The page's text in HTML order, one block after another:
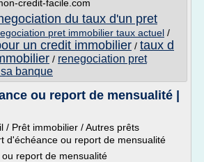
credit-facile.com
du taux d'un pret
pret immobilier taux actuel /
un credit immobilier / taux d
/ renegociation pret
banque
ou report de mensualité |
/ Prêt immobilier / Autres prêts
d'échéance ou report de mensualité
report de mensualité